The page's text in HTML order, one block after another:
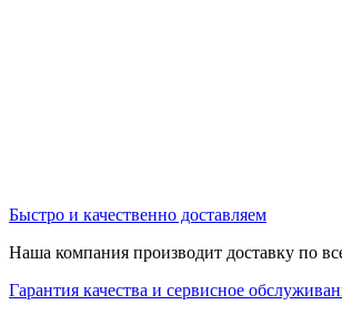
Быстро и качественно доставляем
Наша компания производит доставку по
Гарантия качества и сервисное